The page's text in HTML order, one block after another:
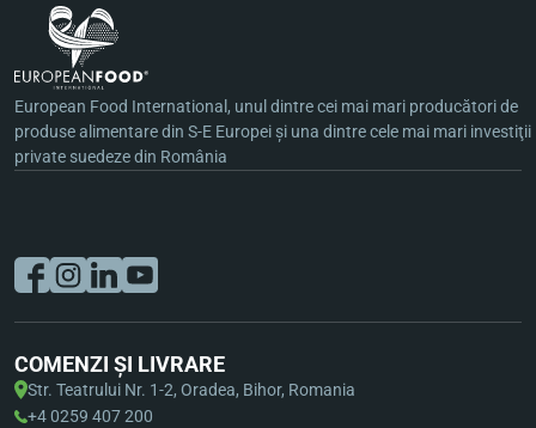
European Food International, unul dintre cei mai mari producători de
produse alimentare din S-E Europei şi una dintre cele mai mari investiţii
private suedeze din România
COMENZI ȘI LIVRARE
Str. Teatrului Nr. 1-2, Oradea, Bihor, Romania
+4 0259 407 200